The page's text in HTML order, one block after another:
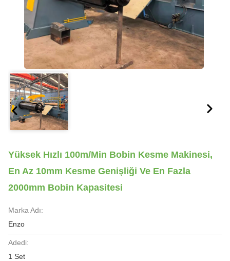
Yüksek Hızlı 100m/min Bobin Kesme Makinesi,
En Az 10mm Kesme Genişliği Ve En Fazla
2000mm Bobin Kapasitesi
Marka Adı:
Enzo
Adedi:
1 Set